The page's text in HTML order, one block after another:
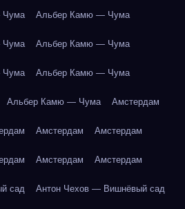
Чума Альбер Камю — Чума
Чума Альбер Камю — Чума
Чума Альбер Камю — Чума
Альбер Камю — Чума Амстердам
Амстердам Амстердам
Амстердам Амстердам
сад Антон Чехов — Вишнёвый сад